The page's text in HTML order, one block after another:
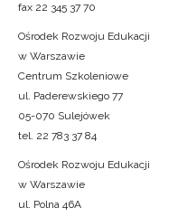
fax 22 345 37 70
Ośrodek Rozwoju Edukacji
w Warszawie
Centrum Szkoleniowe
ul. Paderewskiego 77
05-070 Sulejówek
tel. 22 783 37 84
Ośrodek Rozwoju Edukacji
w Warszawie
ul. Polna 46A